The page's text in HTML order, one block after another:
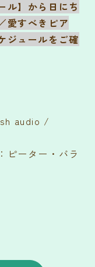
ル】から日にち
愛すべきピア
ジュールをご確
audio /
ピーター・バラ